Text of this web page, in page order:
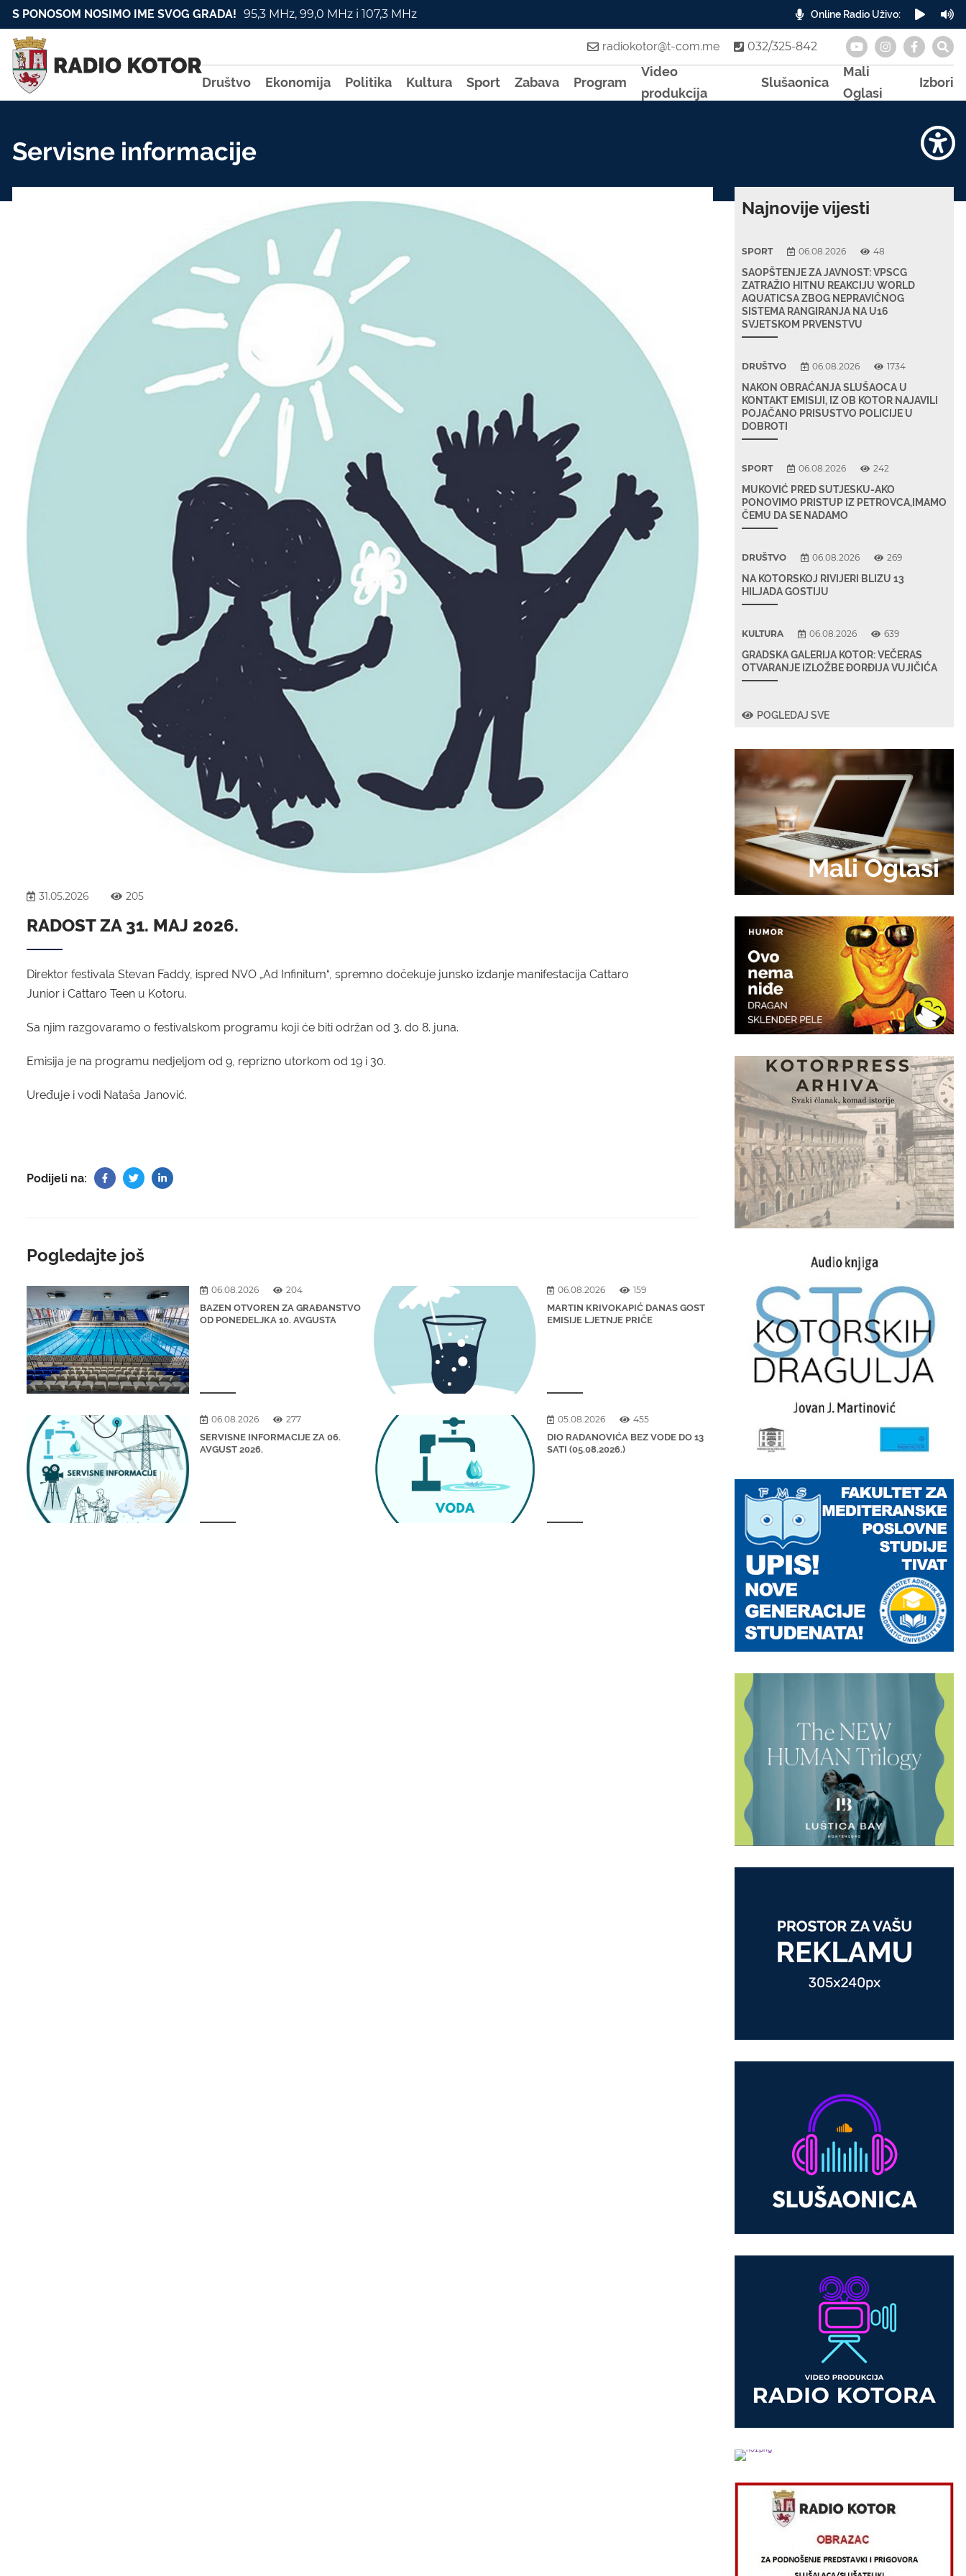
S PONOSOM NOSIMO IME SVOG GRADA! 95,3 MHz, 99,0 MHz i 107,3 MHz Online Radio Uživo:
radiokotor@t-com.me 032/325-842
Društvo Ekonomija Politika Kultura Sport Zabava Program
Video
produkcija
Slušaonica
Mali
Oglasi
Izbori
Servisne informacije
31.05.2026 205
RADOST ZA 31. MAJ 2026.
Direktor festivala Stevan Faddy, ispred NVO „Ad Infinitum“, spremno dočekuje junsko izdanje manifestacija Cattaro
Junior i Cattaro Teen u Kotoru.
Sa njim razgovaramo o festivalskom programu koji će biti održan od 3. do 8. juna.
Emisija je na programu nedjeljom od 9, reprizno utorkom od 19 i 30.
Uređuje i vodi Nataša Janović.
Podijeli na:
Pogledajte još
06.08.2026
204
BAZEN OTVOREN ZA GRAĐANSTVO
OD PONEDELJKA 10. AVGUSTA
06.08.2026
159
MARTIN KRIVOKAPIĆ DANAS GOST
EMISIJE LJETNJE PRIČE
06.08.2026
277
SERVISNE INFORMACIJE ZA 06.
AVGUST 2026.
05.08.2026
455
DIO RADANOVIĆA BEZ VODE DO 13
SATI (05.08.2026.)
Najnovije vijesti
SPORT 06.08.2026 48
SAOPŠTENJE ZA JAVNOST: VPSCG
ZATRAŽIO HITNU REAKCIJU WORLD
AQUATICSA ZBOG NEPRAVIČNOG
SISTEMA RANGIRANJA NA U16
SVJETSKOM PRVENSTVU
DRUŠTVO 06.08.2026 1734
NAKON OBRAĆANJA SLUŠAOCA U
KONTAKT EMISIJI, IZ OB KOTOR NAJAVILI
POJAČANO PRISUSTVO POLICIJE U
DOBROTI
SPORT 06.08.2026 242
MUKOVIĆ PRED SUTJESKU-AKO
PONOVIMO PRISTUP IZ PETROVCA,IMAMO
ČEMU DA SE NADAMO
DRUŠTVO 06.08.2026 269
NA KOTORSKOJ RIVIJERI BLIZU 13
HILJADA GOSTIJU
KULTURA 06.08.2026 639
GRADSKA GALERIJA KOTOR: VEČERAS
OTVARANJE IZLOŽBE ĐORĐIJA VUJIČIĆA
POGLEDAJ SVE
Mali Oglasi